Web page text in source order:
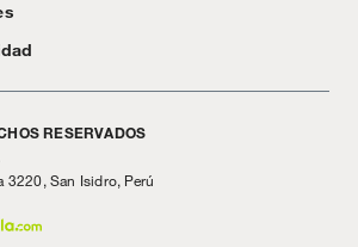
RESERVADOS
3220, San Isidro, Perú